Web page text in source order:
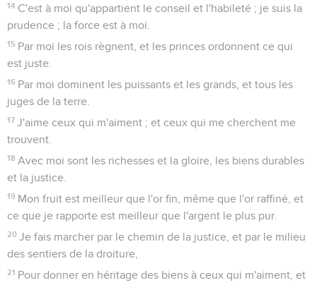
14 C'est à moi qu'appartient le conseil et l'habileté ; je suis la
prudence ; la force est à moi.
15 Par moi les rois règnent, et les princes ordonnent ce qui
est juste.
16 Par moi dominent les puissants et les grands, et tous les
juges de la terre.
17 J'aime ceux qui m'aiment ; et ceux qui me cherchent me
trouvent.
18 Avec moi sont les richesses et la gloire, les biens durables
et la justice.
19 Mon fruit est meilleur que l'or fin, même que l'or raffiné, et
ce que je rapporte est meilleur que l'argent le plus pur.
20 Je fais marcher par le chemin de la justice, et par le milieu
des sentiers de la droiture,
21 Pour donner en héritage des biens à ceux qui m'aiment, et